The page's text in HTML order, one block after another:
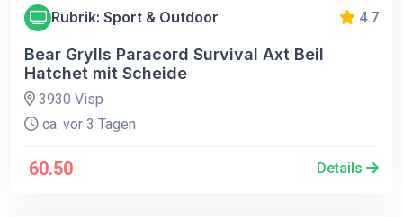
Rubrik: Sport & Outdoor 4.7
Bear Grylls Paracord Survival Axt Beil
Hatchet mit Scheide
3930 Visp
ca. vor 3 Tagen
60.50 Details